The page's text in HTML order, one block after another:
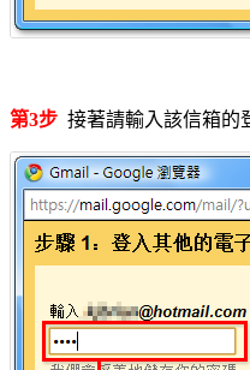
第3步 接著請輸入該信箱的